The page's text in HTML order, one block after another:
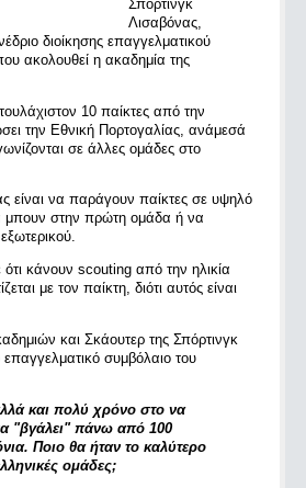
Σπόρτινγκ
Λισαβόνας,
διοίκησης επαγγελματικού
ακολουθεί η ακαδημία της
10 παίκτες από την
την Εθνική Πορτογαλίας, ανάμεσά
σε άλλες ομάδες στο
είναι να παράγουν παίκτες σε υψηλό
μπουν στην πρώτη ομάδα ή να
κάνουν scouting από την ηλικία
με τον παίκτη, διότι αυτός είναι
και Σκάουτερ της Σπόρτινγκ
συμβόλαιο του
και πολύ χρόνο στο να
"βγάλει" πάνω από 100
Ποιο θα ήταν το καλύτερο
ομάδες;